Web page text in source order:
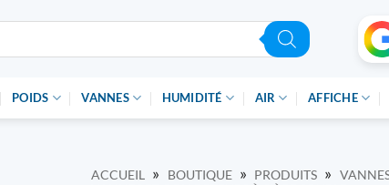
POIDS VANNES HUMIDITÉ AIR AFFICHE
ACCUEIL » BOUTIQUE » PRODUITS »